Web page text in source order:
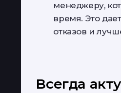
менеджеру,
время. Это
отказов и
Всегда